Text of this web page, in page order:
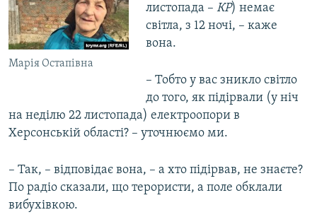
Марія Остапівна
листопада – КР) немає
світла, з 12 ночі, – каже
вона.
– Тобто у вас зникло світло
до того, як підірвали (у ніч
на неділю 22 листопада) електроопори в
Херсонській області? – уточнюємо ми.
– Так, – відповідає вона, – а хто підірвав, не знаєте?
По радіо сказали, що терористи, а поле обклали
вибухівкою.